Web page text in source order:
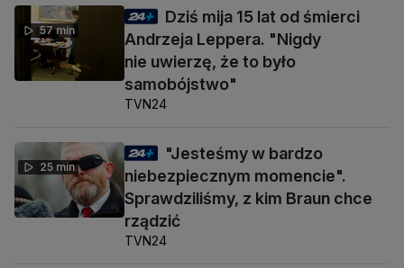
57 min
Dziś mija 15 lat od śmierci
Andrzeja Leppera. "Nigdy
nie uwierzę, że to było
samobójstwo"
TVN24
25 min
"Jesteśmy w bardzo
niebezpiecznym momencie".
Sprawdziliśmy, z kim Braun chce
rządzić
TVN24